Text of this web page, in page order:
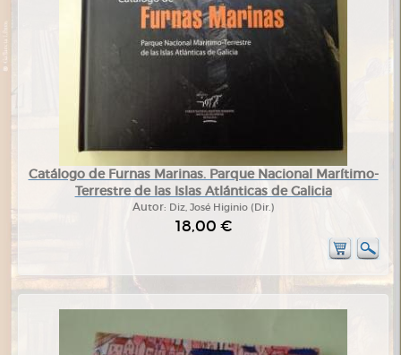
Catálogo de Furnas Marinas. Parque Nacional Marítimo-
Terrestre de las Islas Atlánticas de Galicia
Autor: Diz, José Higinio (Dir.)
18,00 €